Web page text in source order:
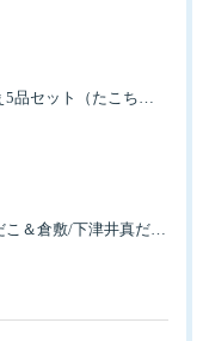
倉敷/下津井・のんべぇ5品セット（たこちく、たこ玉、味付のり、串酢だこ、味付けけやわらか真だこチーズ）3歳のお子様も大好きなんですよ。
倉敷/下津井カット真だこ＆倉敷/下津井真だこ唐揚げ・セット人気です。